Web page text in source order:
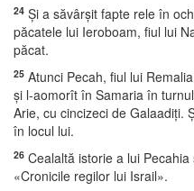
24 Şi a săvârşit fapte rele în
păcatele lui Ieroboam, fiul lui
păcat.
25 Atunci Pecah, fiul lui
şi l-aomorît în Samaria în
Arie, cu cincizeci de Galaadiţi.
în locul lui.
26 Cealaltă istorie a lui
«Cronicile regilor lui Israil».